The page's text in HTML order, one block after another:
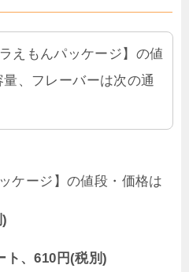
えもんパッケージ】の値
、フレーバーは次の通
ケージ】の値段・価格は
ト、610円(税別)